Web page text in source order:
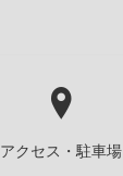
アクセス・駐車場